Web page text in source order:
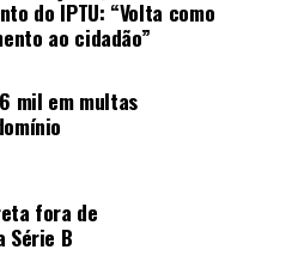
de conduta.
no evento no
Vargas, acrescentou ao
Com base em dados do
Pública, ele citou que, de
impulsionados pela
do IPTU: “Volta como
ao cidadão”
mil em multas
fora de
Série B